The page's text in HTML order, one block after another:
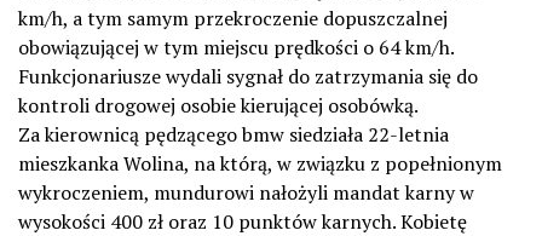
km/h, a tym samym przekroczenie dopuszczalnej
obowiązującej w tym miejscu prędkości o 64 km/h.
Funkcjonariusze wydali sygnał do zatrzymania się do
kontroli drogowej osobie kierującej osobówką.
Za kierownicą pędzącego bmw siedziała 22-letnia
mieszkanka Wolina, na którą, w związku z popełnionym
wykroczeniem, mundurowi nałożyli mandat karny w
wysokości 400 zł oraz 10 punktów karnych. Kobietę